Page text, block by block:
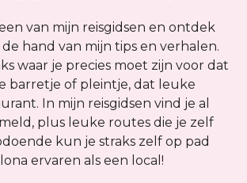
van mijn reisgidsen en ontdek
hand van mijn tips en verhalen.
waar je precies moet zijn voor dat
barretje of pleintje, dat leuke
In mijn reisgidsen vind je al
plus leuke routes die je zelf
kun je straks zelf op pad
ervaren als een local!